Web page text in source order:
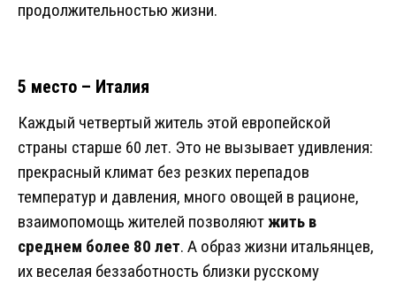
продолжительностью жизни.
5 место – Италия
Каждый четвертый житель этой европейской
страны старше 60 лет. Это не вызывает удивления:
прекрасный климат без резких перепадов
температур и давления, много овощей в рационе,
взаимопомощь жителей позволяютжить в
среднем более 80 лет. А образ жизни итальянцев,
их веселая беззаботность близки русскому